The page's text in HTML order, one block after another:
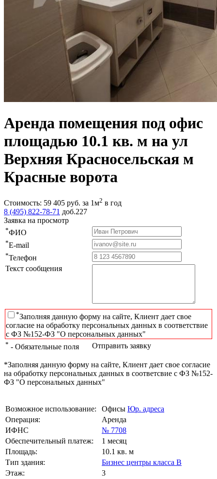
Аренда помещения под офис
площадью 10.1 кв. м на ул
Верхняя Красносельская м
Красные ворота
Стоимость: 59 405 руб. за 1м2 в год
8 (495) 822-78-71 доб.227
Заявка на просмотр
*ФИО
*E-mail
*Телефон
Текст сообщения
*Заполняя данную форму на сайте, Клиент дает свое
согласие на обработку персональных данных в соответствие
с ФЗ №152-ФЗ "О персональных данных"
* - Обязательные поля Отправить заявку
*Заполняя данную форму на сайте, Клиент дает свое согласие
на обработку персональных данных в соответсвие с ФЗ №152-
ФЗ "О персональных данных"
Возможное использование: Офисы Юр. адреса
Операция:
Аренда
ИФНС
№ 7708
Обеспечительный платеж:
1 месяц
Площадь:
10.1 кв. м
Тип здания:
Бизнес центры класса B
Этаж:
3